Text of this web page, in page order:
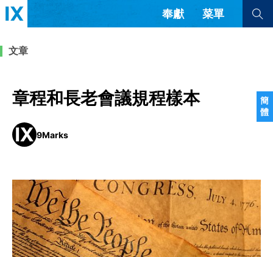
簡
體
奉獻 菜單
福音傳講與宣教 成員制與教會紀律
團契生活與禱告
查看全部
查看全部
简体中文 正體中文
英语
西班牙語
葡萄牙語
俄語
烏茲別克語
达里语
波斯語
法語
羅馬尼亞語
波蘭語
越南語
意大利語
德語
文章
章程和長老會議規程樣本
9Marks